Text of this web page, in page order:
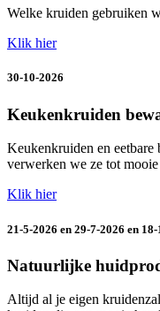
Welke kruiden gebruiken
Klik hier
30-10-2026
Keukenkruiden
Keukenkruiden en eetbare
verwerken we ze tot
Klik hier
21-5-2026 en 29-7-2026 en 18-
Natuurlijke
Altijd al je eigen